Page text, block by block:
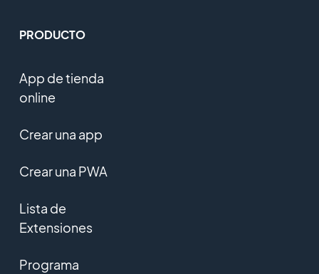
PRODUCTO
App de tienda
online
Crear una app
Crear una PWA
Lista de
Extensiones
Programa